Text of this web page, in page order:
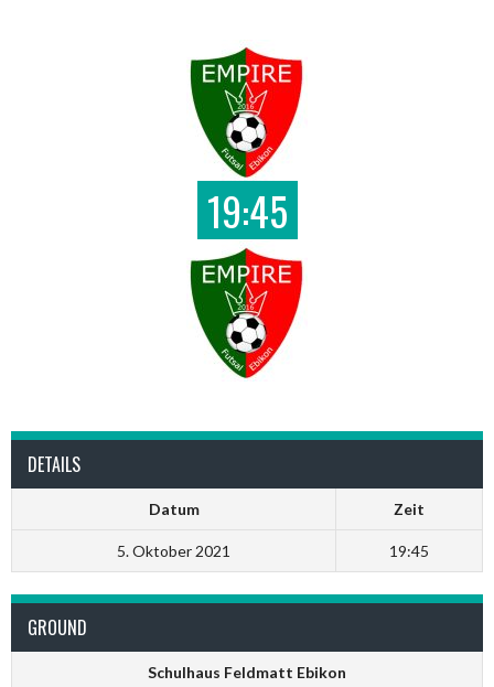
19:45
DETAILS
Datum Zeit
5. Oktober 2021 19:45
GROUND
Schulhaus Feldmatt Ebikon